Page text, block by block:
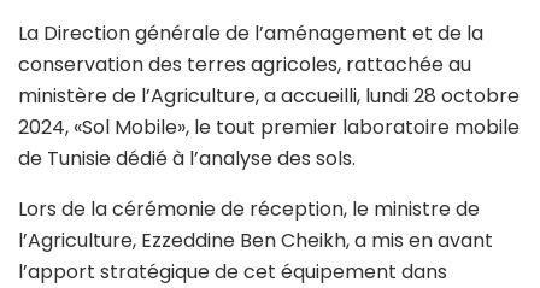
La Direction générale de l’aménagement et de la
conservation des terres agricoles, rattachée au
ministère de l’Agriculture, a accueilli, lundi 28 octobre
2024, «Sol Mobile», le tout premier laboratoire mobile
de Tunisie dédié à l’analyse des sols.
Lors de la cérémonie de réception, le ministre de
l’Agriculture, Ezzeddine Ben Cheikh, a mis en avant
l’apport stratégique de cet équipement dans